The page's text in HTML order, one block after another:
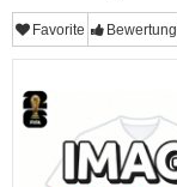
Favorite Bewertung